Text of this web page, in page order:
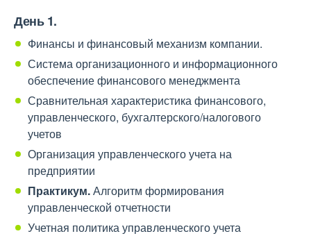
День 1.
Финансы и финансовый механизм компании.
Система организационного и информационного
обеспечение финансового менеджмента
Сравнительная характеристика финансового,
управленческого, бухгалтерского/налогового
учетов
Организация управленческого учета на
предприятии
Практикум.Алгоритм формирования
управленческой отчетности
Учетная политика управленческого учета